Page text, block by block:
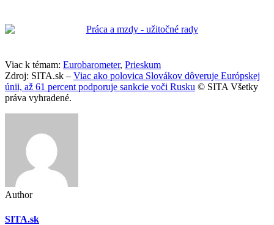
Viac k témam: Eurobarometer, Prieskum
Zdroj: SITA.sk – Viac ako polovica Slovákov dôveruje Európskej
únii, až 61 percent podporuje sankcie voči Rusku © SITA Všetky
práva vyhradené.
Author
SITA.sk